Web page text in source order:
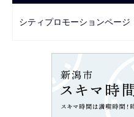
で
ーシティプロモーションページ